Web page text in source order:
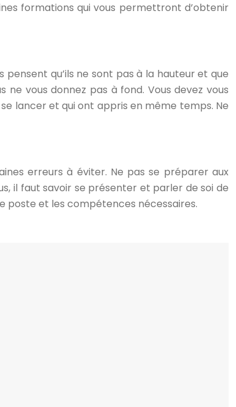
formations qui vous permettront d’obtenir
qu’ils ne sont pas à la hauteur et que
ne vous donnez pas à fond. Vous devez vous
lancer et qui ont appris en même temps. Ne
erreurs à éviter. Ne pas se préparer aux
il faut savoir se présenter et parler de soi de
poste et les compétences nécessaires.